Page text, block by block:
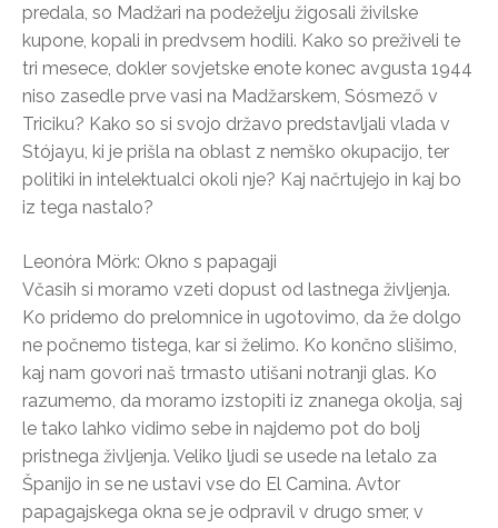
predala, so Madžari na podeželju žigosali živilske
kupone, kopali in predvsem hodili. Kako so preživeli te
tri mesece, dokler sovjetske enote konec avgusta 1944
niso zasedle prve vasi na Madžarskem, Sósmező v
Triciku? Kako so si svojo državo predstavljali vlada v
Stójayu, ki je prišla na oblast z nemško okupacijo, ter
politiki in intelektualci okoli nje? Kaj načrtujejo in kaj bo
iz tega nastalo?
Leonóra Mörk: Okno s papagaji
Včasih si moramo vzeti dopust od lastnega življenja.
Ko pridemo do prelomnice in ugotovimo, da že dolgo
ne počnemo tistega, kar si želimo. Ko končno slišimo,
kaj nam govori naš trmasto utišani notranji glas. Ko
razumemo, da moramo izstopiti iz znanega okolja, saj
le tako lahko vidimo sebe in najdemo pot do bolj
pristnega življenja. Veliko ljudi se usede na letalo za
Španijo in se ne ustavi vse do El Camina. Avtor
papagajskega okna se je odpravil v drugo smer, v